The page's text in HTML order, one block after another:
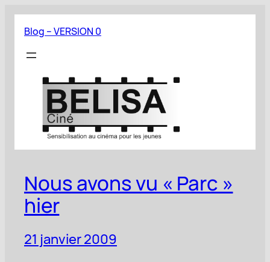
Aller
contenu
Blog – VERSION 0
Nous avons vu « Parc »
hier
21 janvier 2009